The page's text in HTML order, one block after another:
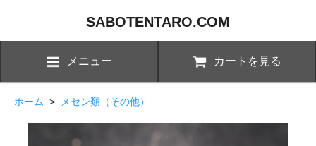
SABOTENTARO.COM
メニュー カートを見る
ホーム > メセン類（その他）